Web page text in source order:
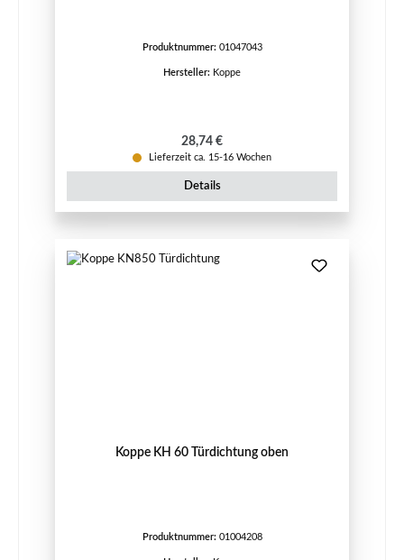
Produktnummer: 01047043
Hersteller: Koppe
Regulärer Preis:
28,74 €
Lieferzeit ca. 15-16 Wochen
Details
Koppe KH 60 Türdichtung oben
Produktnummer: 01004208